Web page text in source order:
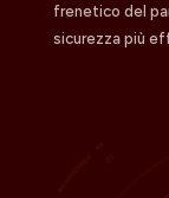
frenetico del
sicurezza più